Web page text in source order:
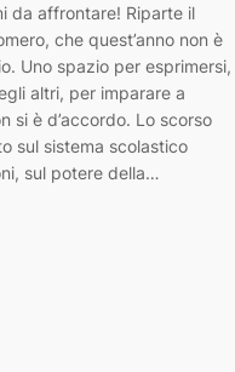
da affrontare! Riparte il
che quest’anno non è
Uno spazio per esprimersi,
altri, per imparare a
si è d’accordo. Lo scorso
sul sistema scolastico
sul potere della…